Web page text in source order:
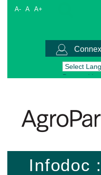
A- A A+
Powered by
Infodoc